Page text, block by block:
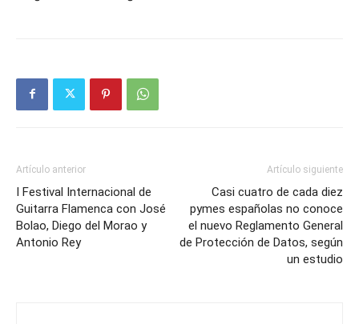
Artículo anterior
I Festival Internacional de
Guitarra Flamenca con José
Bolao, Diego del Morao y
Antonio Rey
Artículo siguiente
Casi cuatro de cada diez
pymes españolas no conoce
el nuevo Reglamento General
de Protección de Datos, según
un estudio